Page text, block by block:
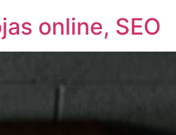
online, SEO